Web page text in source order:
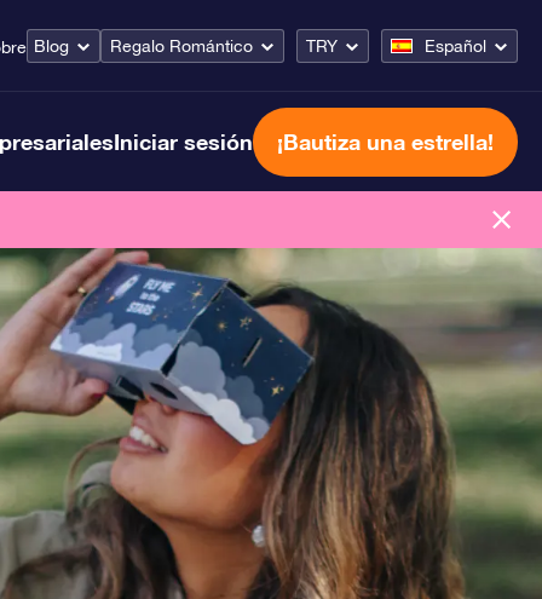
Blog Regalo Romántico TRY Español
Iniciar sesión ¡Bautiza una estrella!